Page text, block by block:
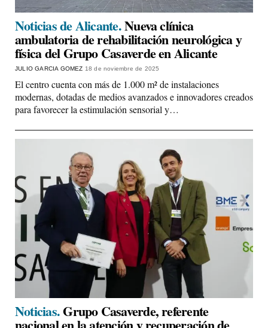
Noticias de Alicante.Nueva clínica
ambulatoria de rehabilitación neurológica y
física del Grupo Casaverde en Alicante
JULIO GARCIA GOMEZ 18 de noviembre de 2025
El centro cuenta con más de 1.000 m² de instalaciones
modernas, dotadas de medios avanzados e innovadores creados
para favorecer la estimulación sensorial y…
Noticias.Grupo Casaverde, referente